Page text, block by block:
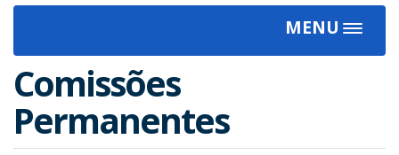
MENU
Toggle
Comissões
Permanentes